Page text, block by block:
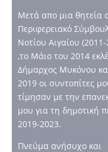
Μετά απο μια θητεία
Περιφερειακό
Νοτίου Αιγαίου
,το Μάιο του 2014
Δήμαρχος Μυκόνου
2019 οι συντοπίτες
τίμησαν με την
μου για τη δημοτική
2019-2023.
Πνεύμα ανήσυχο και